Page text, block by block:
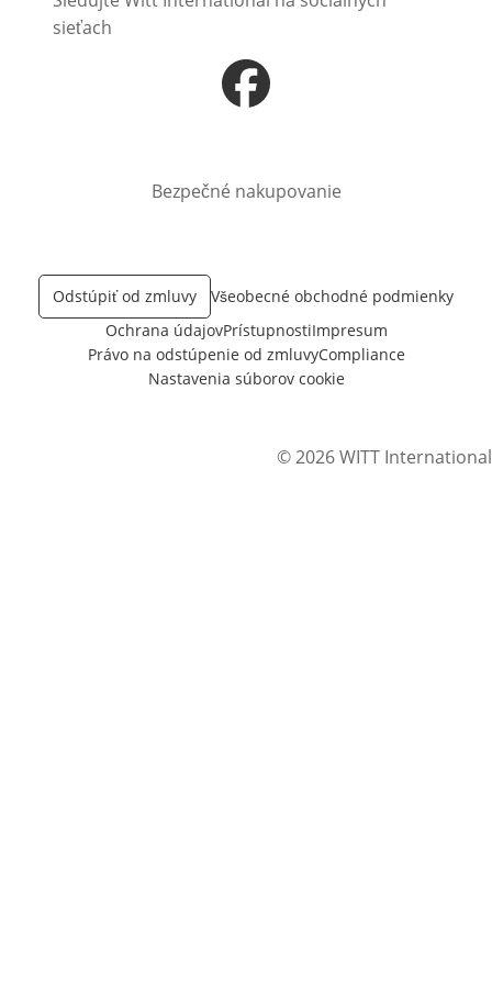
sieťach
Otvorí sa vnovom okne
Bezpečné nakupovanie
Odstúpiť od zmluvy
Všeobecné obchodné podmienky
Ochrana údajovPrístupnostiImpresum
Právo na odstúpenie od zmluvyCompliance
Nastavenia súborov cookie
© 2026 WITT International